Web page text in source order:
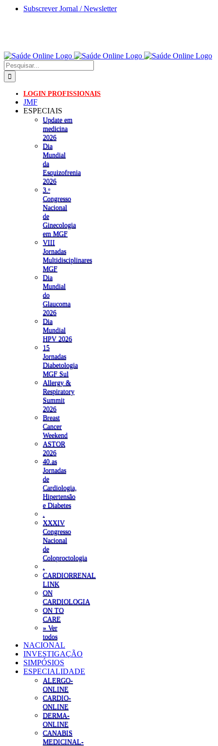
Skip
Subscrever Jornal / Newsletter
Pesquisar
LOGIN PROFISSIONAIS
JMF
ESPECIAIS
Update em
medicina
2026
Dia
Mundial
da
Esquizofrenia
2026
3.ᵒ
Congresso
Nacional
de
Ginecologia
em MGF
VIII
Jornadas
Multidisciplinares
MGF
Dia
Mundial
do
Glaucoma
2026
Dia
Mundial
HPV 2026
15
Jornadas
Diabetologia
MGF Sul
Allergy &
Respiratory
Summit
2026
Breast
Cancer
Weekend
ASTOR
2026
40.as
Jornadas
de
Cardiologia,
Hipertensão
e Diabetes
XXXIV
Congresso
Nacional
de
Coloproctologia
CARDIORRENAL
LINK
ON
CARDIOLOGIA
ON TO
CARE
» Ver
todos
NACIONAL
INVESTIGAÇÃO
SIMPÓSIOS
ESPECIALIDADE
ALERGO-
ONLINE
CARDIO-
ONLINE
DERMA-
ONLINE
CANABIS
MEDICINAL-